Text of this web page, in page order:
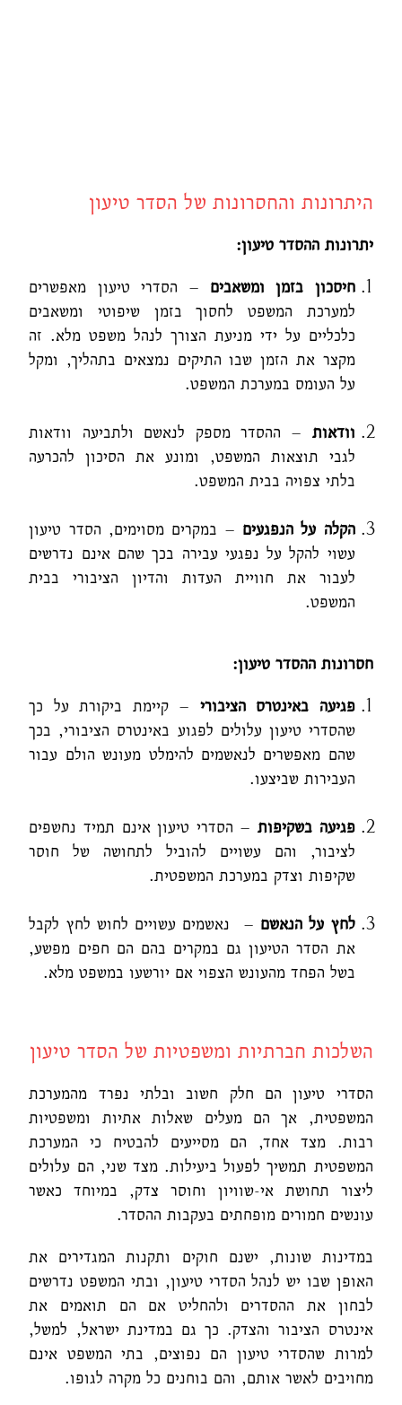
היתרונות והחסרונות של הסדר טיעון
יתרונות ההסדר טיעון:
חיסכון בזמן ומשאבים – הסדרי טיעון מאפשרים
למערכת המשפט לחסוך בזמן שיפוטי ומשאבים
כלכליים על ידי מניעת הצורך לנהל משפט מלא. זה
מקצר את הזמן שבו התיקים נמצאים בתהליך, ומקל
על העומס במערכת המשפט.
וודאות – ההסדר מספק לנאשם ולתביעה וודאות
לגבי תוצאות המשפט, ומונע את הסיכון להכרעה
בלתי צפויה בבית המשפט.
הקלה על הנפגעים – במקרים מסוימים, הסדר טיעון
עשוי להקל על נפגעי עבירה בכך שהם אינם נדרשים
לעבור את חוויית העדות והדיון הציבורי בבית
המשפט.
חסרונות ההסדר טיעון:
פגיעה באינטרס הציבורי – קיימת ביקורת על כך
שהסדרי טיעון עלולים לפגוע באינטרס הציבורי, בכך
שהם מאפשרים לנאשמים להימלט מעונש הולם עבור
העבירות שביצעו.
פגיעה בשקיפות – הסדרי טיעון אינם תמיד נחשפים
לציבור, והם עשויים להוביל לתחושה של חוסר
שקיפות וצדק במערכת המשפטית.
לחץ על הנאשם – נאשמים עשויים לחוש לחץ לקבל
את הסדר הטיעון גם במקרים בהם הם חפים מפשע,
בשל הפחד מהעונש הצפוי אם יורשעו במשפט מלא.
השלכות חברתיות ומשפטיות של הסדר טיעון
הסדרי טיעון הם חלק חשוב ובלתי נפרד מהמערכת
המשפטית, אך הם מעלים שאלות אתיות ומשפטיות
רבות. מצד אחד, הם מסייעים להבטיח כי המערכת
המשפטית תמשיך לפעול ביעילות. מצד שני, הם עלולים
ליצור תחושת אי-שוויון וחוסר צדק, במיוחד כאשר
עונשים חמורים מופחתים בעקבות ההסדר.
במדינות שונות, ישנם חוקים ותקנות המגדירים את
האופן שבו יש לנהל הסדרי טיעון, ובתי המשפט נדרשים
לבחון את ההסדרים ולהחליט אם הם תואמים את
אינטרס הציבור והצדק. כך גם במדינת ישראל, למשל,
למרות שהסדרי טיעון הם נפוצים, בתי המשפט אינם
מחויבים לאשר אותם, והם בוחנים כל מקרה לגופו.